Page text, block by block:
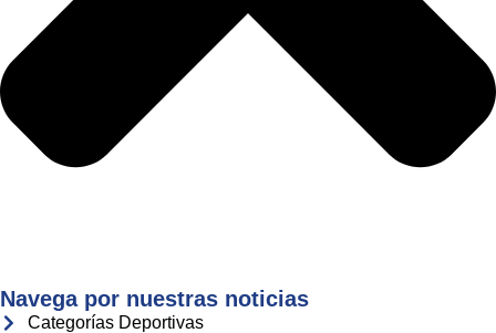
Navega por nuestras noticias
Categorías Deportivas